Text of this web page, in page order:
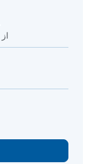
Europa • از 2019